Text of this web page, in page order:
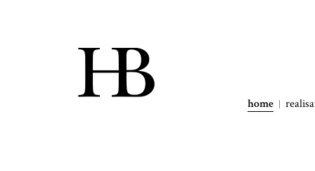
home